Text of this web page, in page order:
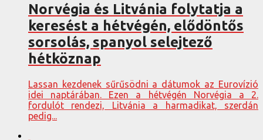
Norvégia és Litvánia folytatja a
keresést a hétvégén, elődöntős
sorsolás, spanyol selejtező
hétköznap
Lassan kezdenek sűrűsödni a dátumok az Eurovízió
idei naptárában. Ezen a hétvégén Norvégia a 2.
fordulót rendezi, Litvánia a harmadikat, szerdán
pedig...